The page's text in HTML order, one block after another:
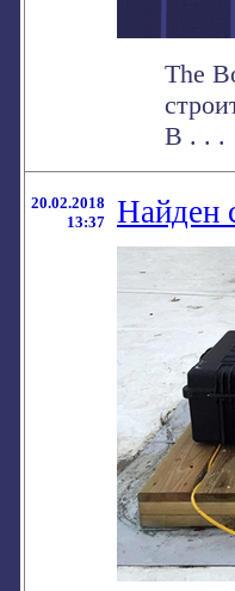
The
В . . .
20.02.2018
13:37
Найден